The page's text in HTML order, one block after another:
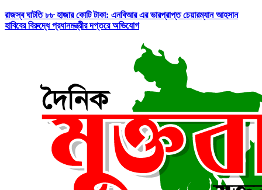
রাজস্ব ঘাটতি ৮৮ হাজার কোটি টাকা: এনবিআর এর ভারপ্রাপ্ত চেয়ারম্যান আহসান
হাবিবের বিরুদ্ধে প্রধানমন্ত্রীর দপ্তরে অভিযোগ